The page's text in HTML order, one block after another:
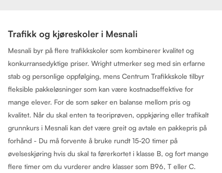
Trafikk og kjøreskoler i Mesnali
Mesnali byr på flere trafikkskoler som kombinerer kvalitet og
konkurransedyktige priser. Wright utmerker seg med sin erfarne
stab og personlige oppfølging, mens Centrum Trafikkskole tilbyr
fleksible pakkeløsninger som kan være kostnadseffektive for
mange elever. For de som søker en balanse mellom pris og
kvalitet. Når du skal enten ta teoriprøven, oppkjøring eller trafikalt
grunnkurs i Mesnali kan det være greit og avtale en pakkepris på
forhånd - Du må forvente å bruke rundt 15-20 timer på
øvelseskjøring hvis du skal ta førerkortet i klasse B, og fort mange
flere timer om du vurderer andre klasser som B96, T eller C.